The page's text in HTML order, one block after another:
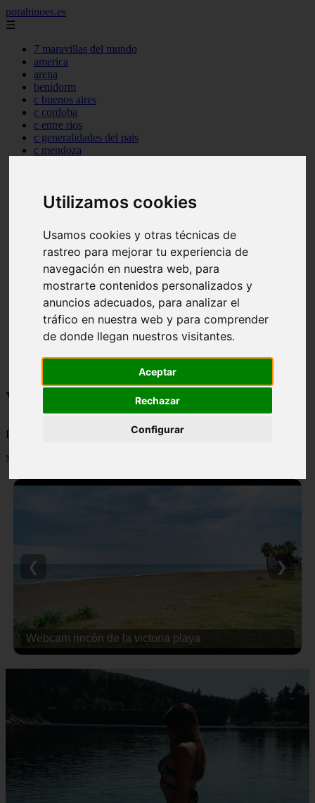
Utilizamos cookies
Usamos cookies y otras técnicas de
rastreo para mejorar tu experiencia de
navegación en nuestra web, para
mostrarte contenidos personalizados y
anuncios adecuados, para analizar el
tráfico en nuestra web y para comprender
de donde llegan nuestros visitantes.
Aceptar
Rechazar
Configurar
porahinoes.es
☰
7 maravillas del mundo
america
arena
benidorm
c buenos aires
c cordoba
c entre rios
c generalidades del pais
c mendoza
c santa fe
c zona austral
carmen
category
destinos
gijon
lanzarote
live
monumentos
naturaleza
Viajes y turismo
Blog sobre viajes y turismo, nacional e internacional, caro y barato
Mostrando 1 - 24 de 502 artículos
Webcam rincón de la victoria playa
❮ ❯